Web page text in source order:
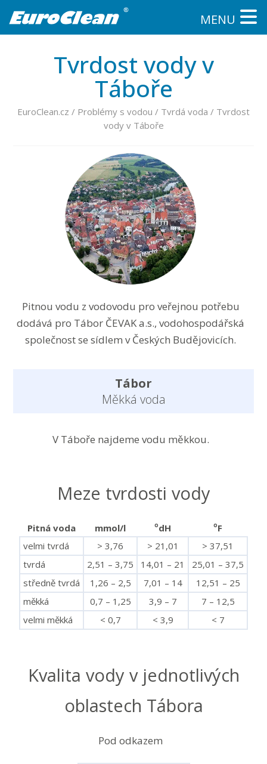
MENU
Tvrdost vody v
Táboře
EuroClean.cz / Problémy s vodou / Tvrdá voda / Tvrdost
vody v Táboře
Pitnou vodu z vodovodu pro veřejnou potřebu
dodává pro Tábor ČEVAK a.s., vodohospodářská
společnost se sídlem v Českých Budějovicích.
Tábor
Měkká voda
V Táboře najdeme vodu měkkou.
Meze tvrdosti vody
Pitná voda mmol/l odH oF
velmi tvrdá
> 3,76 > 21,01
> 37,51
tvrdá
2,51 – 3,75 14,01 – 21
25,01 – 37,5
středně tvrdá
1,26 – 2,5 7,01 – 14
12,51 – 25
měkká
0,7 – 1,25 3,9 – 7
7 – 12,5
velmi měkká
< 0,7 < 3,9 < 7
Kvalita vody v jednotlivých
oblastech Tábora
Pod odkazem